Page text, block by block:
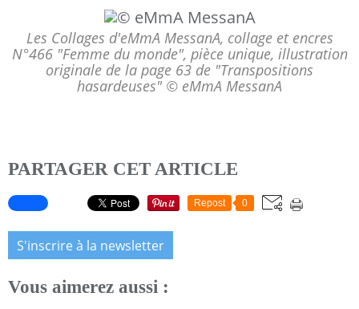
Les Collages d'eMmA MessanA, collage et encres
N°466 "Femme du monde", pièce unique, illustration
originale de la page 63 de "Transpositions
hasardeuses" © eMmA MessanA
PARTAGER CET ARTICLE
Repost 0
S'inscrire à la newsletter
Vous aimerez aussi :